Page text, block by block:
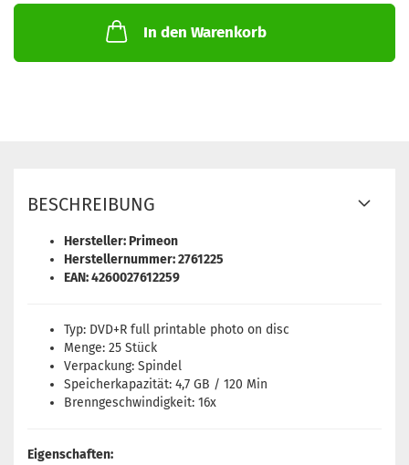
In den Warenkorb
BESCHREIBUNG
Hersteller: Primeon
Herstellernummer: 2761225
EAN: 4260027612259
Typ: DVD+R full printable photo on disc
Menge: 25 Stück
Verpackung: Spindel
Speicherkapazität: 4,7 GB / 120 Min
Brenngeschwindigkeit: 16x
Eigenschaften: